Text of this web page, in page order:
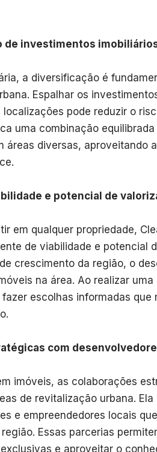
de investimentos
a diversificação é
Espalhar os
localizações pode reduzir o
uma combinação
áreas diversas, aproveitando
e potencial de
em qualquer propriedade,
de viabilidade e potencial
crescimento da região, o
na área. Ao realizar
escolhas informadas
com
imóveis, as colaborações
de revitalização urbana.
e empreendedores locais
Essas parcerias
e aproveitar o